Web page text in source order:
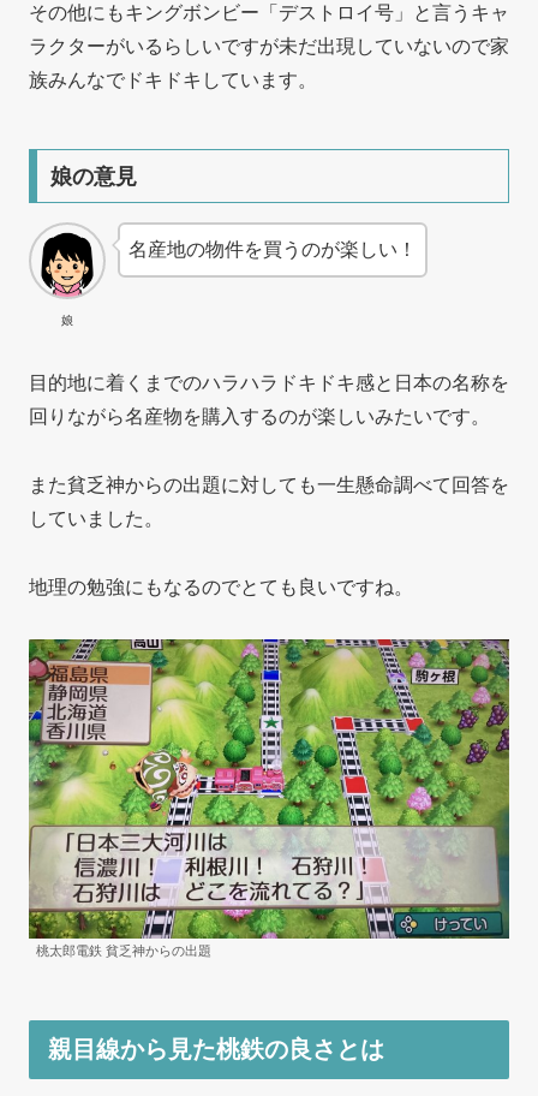
その他にもキングボンビー「デストロイ号」と言うキャ
ラクターがいるらしいですが未だ出現していないので家
族みんなでドキドキしています。
娘の意見
娘
名産地の物件を買うのが楽しい！
目的地に着くまでのハラハラドキドキ感と日本の名称を
回りながら名産物を購入するのが楽しいみたいです。
また貧乏神からの出題に対しても一生懸命調べて回答を
していました。
地理の勉強にもなるのでとても良いですね。
桃太郎電鉄 貧乏神からの出題
親目線から見た桃鉄の良さとは